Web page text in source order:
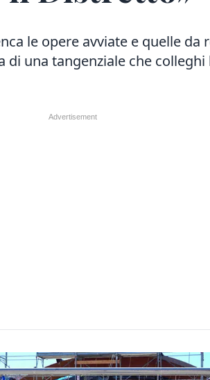
le opere avviate e quelle da
di una tangenziale che colleghi